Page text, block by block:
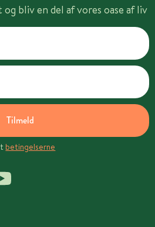
bliv en del af vores oase af liv
Tilmeld
betingelserne